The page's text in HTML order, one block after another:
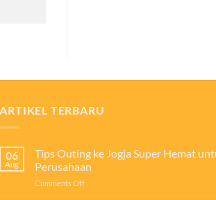
ARTIKEL TERBARU
06
Aug
Tips Outing ke Jogja Super Hemat
Perusahaan
Comments Offon